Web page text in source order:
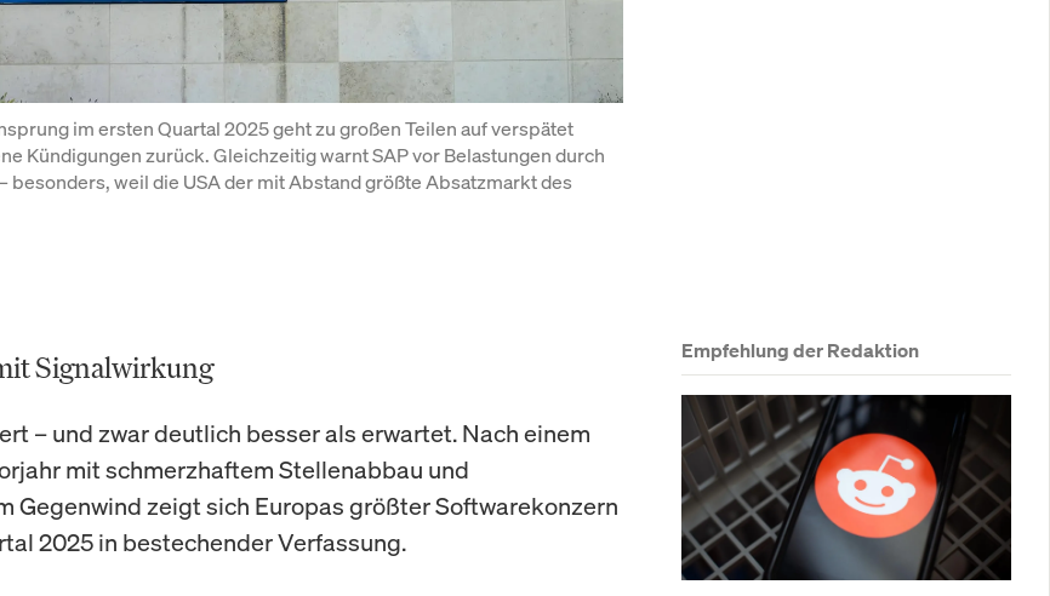
im ersten Quartal 2025 geht zu großen Teilen auf verspätet
Kündigungen zurück. Gleichzeitig warnt SAP vor Belastungen durch
besonders, weil die USA der mit Abstand größte Absatzmarkt des
Signalwirkung
– und zwar deutlich besser als erwartet. Nach einem
mit schmerzhaftem Stellenabbau und
Gegenwind zeigt sich Europas größter Softwarekonzern
2025 in bestechender Verfassung.
Empfehlung der Redaktion